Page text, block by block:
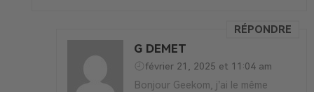
G DEMET
février 21, 2025 et 11:04 am
RÉPONDRE
Bonjour Geekom, j’ai le même